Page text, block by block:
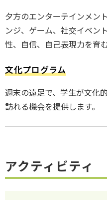
夕方のエンターテインメン
ンジ、ゲーム、社交イベン
性、自信、自己表現力を育
文化プログラム
週末の遠足で、学生が文化
訪れる機会を提供します。
アクティビティ